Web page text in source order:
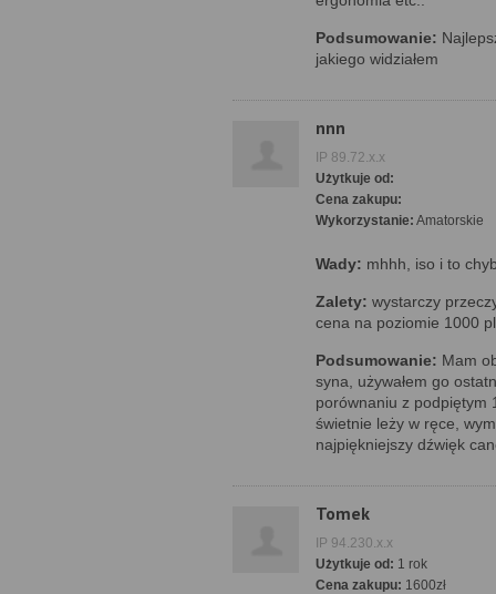
Podsumowanie:
jakiego widziałem
nnn
IP 89.72.x.x
Użytkuje od:
Cena zakupu:
Wykorzystanie: Amatorskie
Wady: mhhh, iso i to
Zalety: wystarczy
cena na poziomie 1000
Podsumowanie: Mam
syna, używałem go
porównaniu z podpiętym
świetnie leży w ręce,
najpiękniejszy dźwięk
Tomek
IP 94.230.x.x
Użytkuje od: 1 rok
Cena zakupu: 1600zł